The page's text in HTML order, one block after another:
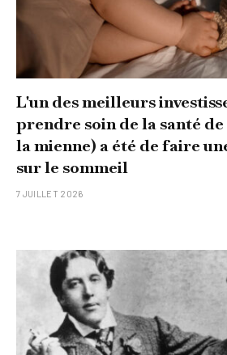
L'un des meilleurs
prendre soin de la santé
la mienne) a été de faire
sur le sommeil
7 JUILLET 2026